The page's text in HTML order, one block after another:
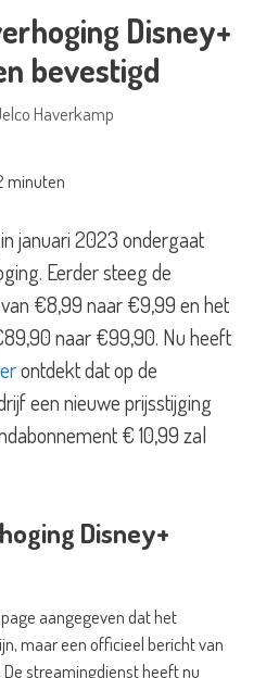
Disney+
bevestigd
Haverkamp
minuten
januari 2023 ondergaat
Eerder steeg de
€8,99 naar €9,99 en het
naar €99,90. Nu heeft
ontdekt dat op de
een nieuwe prijsstijging
€ 10,99 zal
Disney+
aangegeven dat het
maar een officieel bericht van
streamingdienst heeft nu